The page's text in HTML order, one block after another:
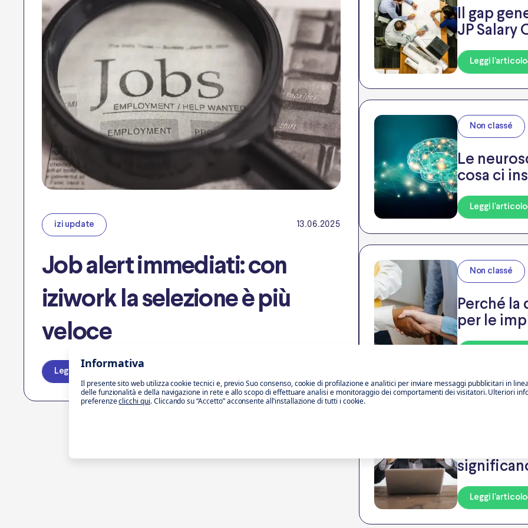
izi update 13.06.2025
Job alert immediati: con
iziwork la selezione è più
veloce
Leggi l'articolo
Il gap
JP Salary
Leggi l'articolo
Non classé
Le
cosa ci
Leggi l'articolo
Non classé
Perché la
per le
Leggi l'articolo
Informativa
Il presente sito web utilizza cookie tecnici e, previo Suo consenso, cookie di profilazione e analitici per inviare messaggi pubblicitari in
delle funzionalità e della navigazione in rete e allo scopo di effettuare analisi e monitoraggio dei comportamenti dei visitatori. Ulteriori
preferenzeclicchi qui. Cliccando su “Accetto” acconsente all’installazione di tutti i cookie.